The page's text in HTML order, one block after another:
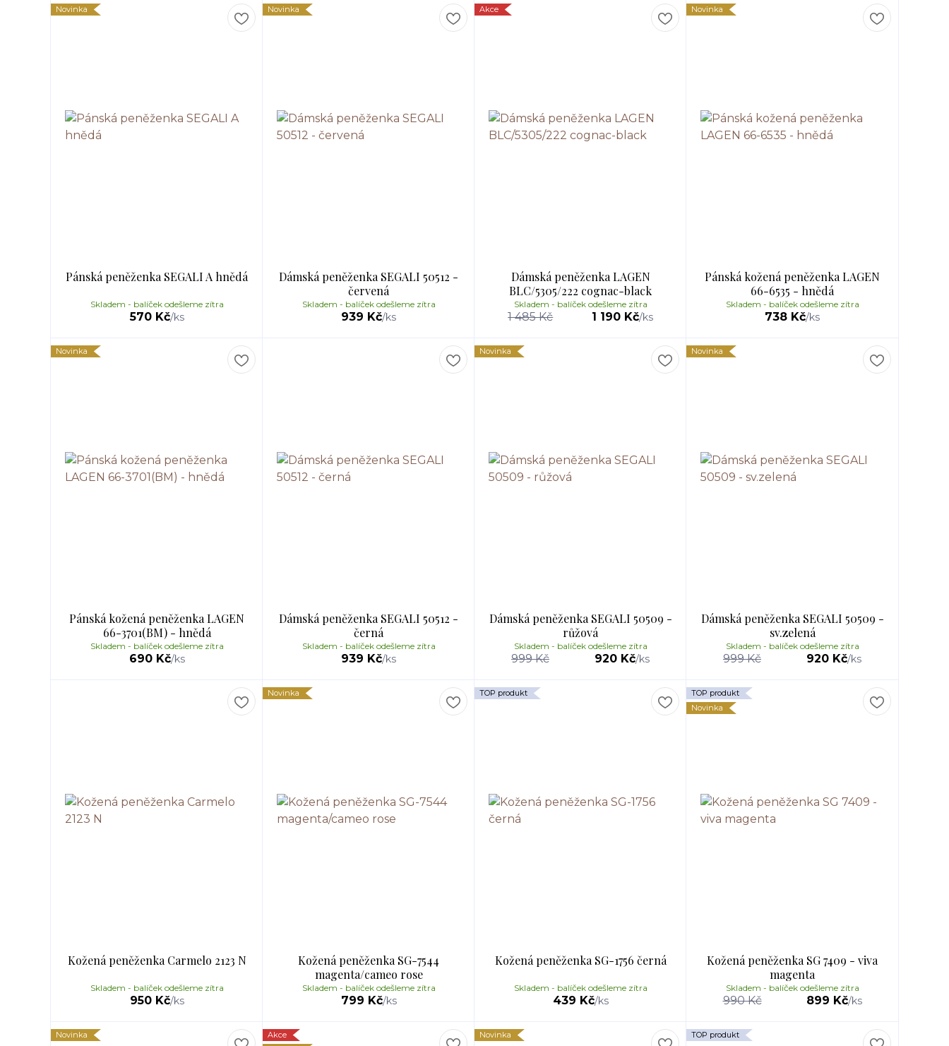
Novinka
Pánská peněženka SEGALI A hnědá
570 Kč/ks
Skladem - balíček odešleme zítra
Novinka
Dámská peněženka SEGALI 50512 -
červená
939 Kč/ks
Skladem - balíček odešleme zítra
Akce
Dámská peněženka LAGEN
BLC/5305/222 cognac-black
1 485 Kč 1 190 Kč/ks
Skladem - balíček odešleme zítra
Novinka
Pánská kožená peněženka LAGEN
66-6535 - hnědá
738 Kč/ks
Skladem - balíček odešleme zítra
Novinka
Pánská kožená peněženka LAGEN
66-3701(BM) - hnědá
690 Kč/ks
Skladem - balíček odešleme zítra
Dámská peněženka SEGALI 50512 -
černá
939 Kč/ks
Skladem - balíček odešleme zítra
Novinka
Dámská peněženka SEGALI 50509 -
růžová
999 Kč 920 Kč/ks
Skladem - balíček odešleme zítra
Novinka
Dámská peněženka SEGALI 50509 -
sv.zelená
999 Kč 920 Kč/ks
Skladem - balíček odešleme zítra
Kožená peněženka Carmelo 2123 N
950 Kč/ks
Skladem - balíček odešleme zítra
Novinka
Kožená peněženka SG-7544
magenta/cameo rose
799 Kč/ks
Skladem - balíček odešleme zítra
TOP produkt
Kožená peněženka SG-1756 černá
439 Kč/ks
Skladem - balíček odešleme zítra
TOP produkt
Novinka
Kožená peněženka SG 7409 - viva
magenta
990 Kč 899 Kč/ks
Skladem - balíček odešleme zítra
Novinka
Akce
Novinka TOP produkt